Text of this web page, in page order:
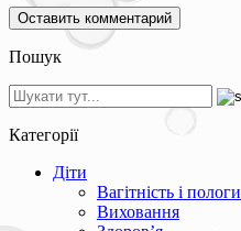
Пошук
Категорії
Діти
Вагітність і пологи
Виховання